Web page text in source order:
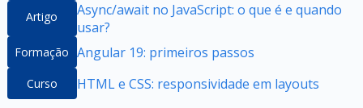
Artigo
Async/await no JavaScript: o que é e quando
usar?
Formação Angular 19: primeiros passos
Curso HTML e CSS: responsividade em layouts